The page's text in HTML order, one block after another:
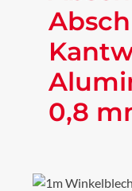
0,8
Bildergalerie